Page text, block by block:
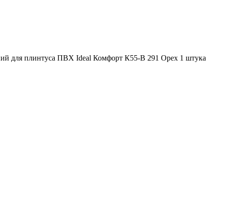
для плинтуса ПВХ Ideal Комфорт К55-В 291 Орех 1 штука